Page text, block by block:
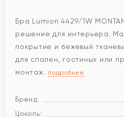
Бра Lumion 4429/1W
решение для интерьера.
покрытие и бежевый
для спален, гостиных или
монтаж. подробнее
Бренд:
Цоколь: